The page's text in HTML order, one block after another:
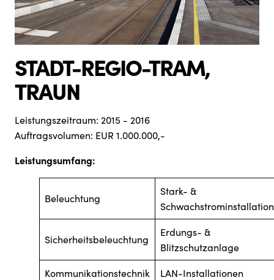
STADT-REGIO-TRAM,
TRAUN
Leistungszeitraum: 2015 - 2016
Auftragsvolumen: EUR 1.000.000,-
Leistungsumfang:
Beleuchtung
Stark- &
Schwachstrominstallation
Sicherheitsbeleuchtung
Erdungs- &
Blitzschutzanlage
Kommunikationstechnik
LAN-Installationen